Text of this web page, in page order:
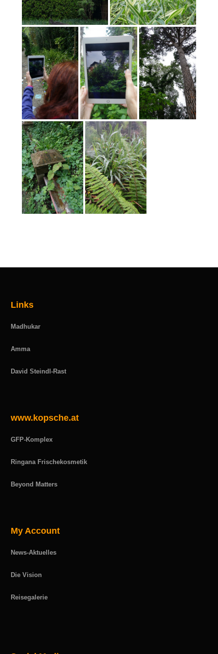
Links
Madhukar
Amma
David Steindl-Rast
www.kopsche.at
GFP-Komplex
Ringana Frischekosmetik
Beyond Matters
My Account
News-Aktuelles
Die Vision
Reisegalerie